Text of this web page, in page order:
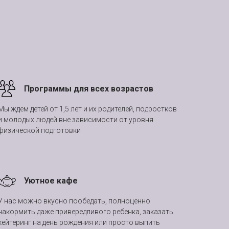
Программы для всех возрастов
ждем детей от 1,5 лет и их родителей, подростков
молодых людей вне зависимости от уровня
подготовки
Уютное кафе
нас можно вкусно пообедать, полноценно
даже привередливого ребенка, заказать
на день рождения или просто выпить